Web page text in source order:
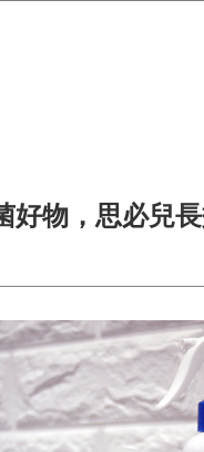
好物，思必兒